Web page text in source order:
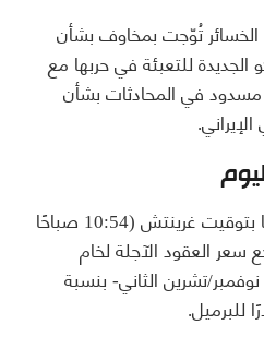
تُوّجت بمخاوف بشأن
للتعبئة في حربها مع
مسدود في المحادثات بشأن
بحلول الساعة 07:58 صباحًا بتوقيت غرينتش (10:54 صباحًا
سعر العقود الآجلة لخام
تشرين الثاني- بنسبة